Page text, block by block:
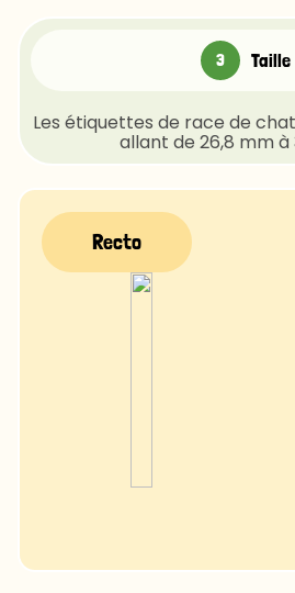
Taille
Les étiquettes de race de
allant de 26,8 mm à